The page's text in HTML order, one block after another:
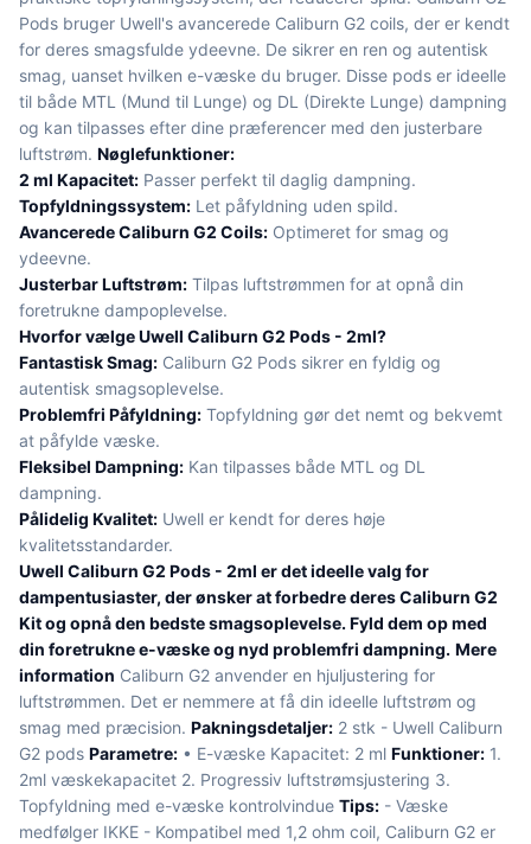
Pods bruger Uwell's avancerede Caliburn G2 coils, der er kendt
for deres smagsfulde ydeevne. De sikrer en ren og autentisk
smag, uanset hvilken e-væske du bruger. Disse pods er ideelle
til både MTL (Mund til Lunge) og DL (Direkte Lunge) dampning
og kan tilpasses efter dine præferencer med den justerbare
luftstrøm. Nøglefunktioner:
2 ml Kapacitet: Passer perfekt til daglig dampning.
Topfyldningssystem: Let påfyldning uden spild.
Avancerede Caliburn G2 Coils: Optimeret for smag og
ydeevne.
Justerbar Luftstrøm: Tilpas luftstrømmen for at opnå din
foretrukne dampoplevelse.
Hvorfor vælge Uwell Caliburn G2 Pods - 2ml?
Fantastisk Smag: Caliburn G2 Pods sikrer en fyldig og
autentisk smagsoplevelse.
Problemfri Påfyldning: Topfyldning gør det nemt og bekvemt
at påfylde væske.
Fleksibel Dampning: Kan tilpasses både MTL og DL
dampning.
Pålidelig Kvalitet: Uwell er kendt for deres høje
kvalitetsstandarder.
Uwell Caliburn G2 Pods - 2ml er det ideelle valg for
dampentusiaster, der ønsker at forbedre deres Caliburn G2
Kit og opnå den bedste smagsoplevelse. Fyld dem op med
din foretrukne e-væske og nyd problemfri dampning. Mere
information Caliburn G2 anvender en hjuljustering for
luftstrømmen. Det er nemmere at få din ideelle luftstrøm og
smag med præcision. Pakningsdetaljer: 2 stk - Uwell Caliburn
G2 pods Parametre: • E-væske Kapacitet: 2 ml Funktioner: 1.
2ml væskekapacitet 2. Progressiv luftstrømsjustering 3.
Topfyldning med e-væske kontrolvindue Tips: - Væske
medfølger IKKE - Kompatibel med 1,2 ohm coil, Caliburn G2 er